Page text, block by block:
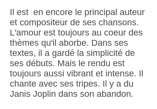
Il est en encore le principal auteur
et compositeur de ses chansons.
L'amour est toujours au coeur des
thèmes qu'il aborbe. Dans ses
textes, il a gardé la simplicité de
ses débuts. Mais le rendu est
toujours aussi vibrant et intense. Il
chante avec ses tripes. Il y a du
Janis Joplin dans son abandon.